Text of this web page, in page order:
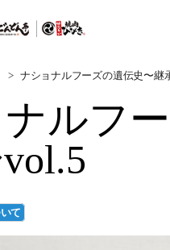
ナショナルフーズの遺伝史〜継
ルフ
て